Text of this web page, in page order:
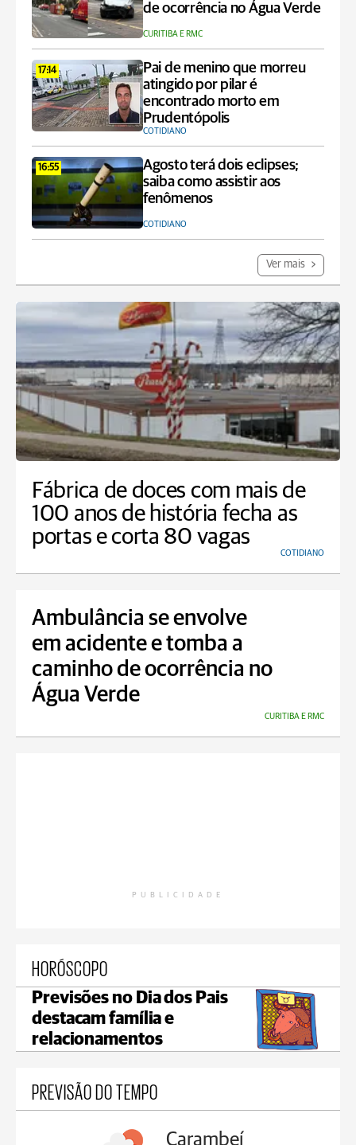
de ocorrência no Água Verde
CURITIBA E RMC
17:14
Pai de menino que morreu
atingido por pilar é
encontrado morto em
Prudentópolis
COTIDIANO
16:55
Agosto terá dois eclipses;
saiba como assistir aos
fenômenos
COTIDIANO
Ver mais
Fábrica de doces com mais de
100 anos de história fecha as
portas e corta 80 vagas
COTIDIANO
Ambulância se envolve
em acidente e tomba a
caminho de ocorrência no
Água Verde
CURITIBA E RMC
PUBLICIDADE
HORÓSCOPO
Previsões no Dia dos Pais
destacam família e
relacionamentos
PREVISÃO DO TEMPO
Carambeí